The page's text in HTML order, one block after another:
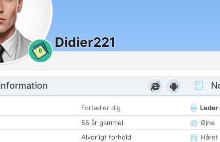
0
Didier221
Fortæller dig
55 år gammel
Alvorligt forhold
Leder
Øjne
Håret